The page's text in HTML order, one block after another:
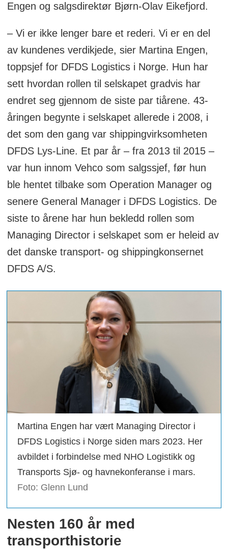
Engen og salgsdirektør Bjørn-Olav Eikefjord.
– Vi er ikke lenger bare et rederi. Vi er en del
av kundenes verdikjede, sier Martina Engen,
toppsjef for DFDS Logistics i Norge. Hun har
sett hvordan rollen til selskapet gradvis har
endret seg gjennom de siste par tiårene. 43-
åringen begynte i selskapet allerede i 2008, i
det som den gang var shippingvirksomheten
DFDS Lys-Line. Et par år – fra 2013 til 2015 –
var hun innom Vehco som salgssjef, før hun
ble hentet tilbake som Operation Manager og
senere General Manager i DFDS Logistics. De
siste to årene har hun bekledd rollen som
Managing Director i selskapet som er heleid av
det danske transport- og shippingkonsernet
DFDS A/S.
Martina Engen har vært Managing Director i
DFDS Logistics i Norge siden mars 2023. Her
avbildet i forbindelse med NHO Logistikk og
Transports Sjø- og havnekonferanse i mars.
Foto: Glenn Lund
Nesten 160 år med
transporthistorie